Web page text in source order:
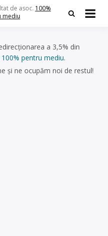
de asoc. 100%
mediu
a 3,5% din
pentru mediu.
și ne ocupăm noi de restul!